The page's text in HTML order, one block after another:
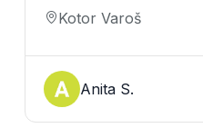
Kotor Varoš
Anita S.